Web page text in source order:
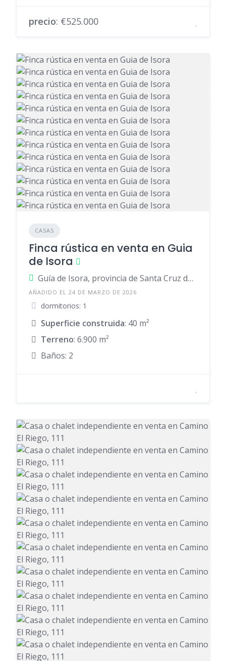
precio: €525.000
CASAS
Finca rústica en venta en Guia
de Isora
Guía de Isora, provincia de Santa Cruz de Tenerife, provincia de Santa Cruz de Tenerife, España
AÑADIDO EL 24 DE MARZO DE 2026
dormitorios: 1
Superficie construida: 40 m²
Terreno: 6.900 m²
Baños: 2